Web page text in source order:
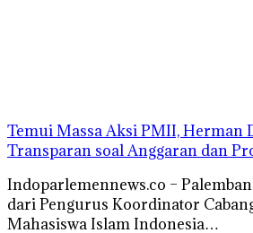
Temui Massa Aksi PMII, Herman
Transparan soal Anggaran dan
Indoparlemennews.co –
dari Pengurus Koordinator
Mahasiswa Islam Indonesia…